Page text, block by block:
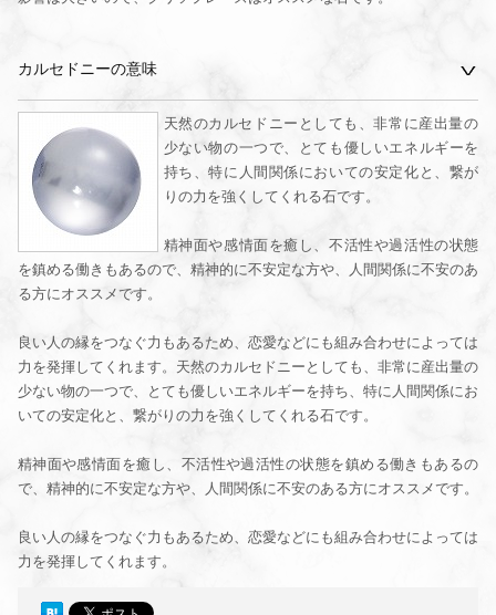
カルセドニーの意味
天然のカルセドニーとしても、非常に産出量の
少ない物の一つで、とても優しいエネルギーを
持ち、特に人間関係においての安定化と、繋が
りの力を強くしてくれる石です。
精神面や感情面を癒し、不活性や過活性の状態
を鎮める働きもあるので、精神的に不安定な方や、人間関係に不安のあ
る方にオススメです。
良い人の縁をつなぐ力もあるため、恋愛などにも組み合わせによっては
力を発揮してくれます。天然のカルセドニーとしても、非常に産出量の
少ない物の一つで、とても優しいエネルギーを持ち、特に人間関係にお
いての安定化と、繋がりの力を強くしてくれる石です。
精神面や感情面を癒し、不活性や過活性の状態を鎮める働きもあるの
で、精神的に不安定な方や、人間関係に不安のある方にオススメです。
良い人の縁をつなぐ力もあるため、恋愛などにも組み合わせによっては
力を発揮してくれます。